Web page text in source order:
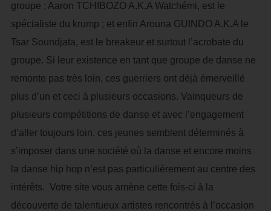
groupe ; Aaron TCHIBOZO A.K.A Watchémi, est le
spécialiste du krump ; et enfin Arouna GUINDO A.K.A le
Tsar Soundjata, est le breakeur et surtout l’acrobate du
groupe. Si leur existence en tant que groupe de danse ne
remonte pas très loin, ces guerriers ont déjà émerveillé
plus d’un et ceci à plusieurs occasions. Vainqueurs de
plusieurs compétitions de danse et avec l’engagement
d’aller toujours loin, ces jeunes semblent déterminés à
s’imposer dans une société où la danse et encore moins
la danse hip hop n’est pas particulièrement au centre des
intérêts. Votre site vous amène cette fois-ci à la
découverte de talentueux artistes rencontrés à l’occasion